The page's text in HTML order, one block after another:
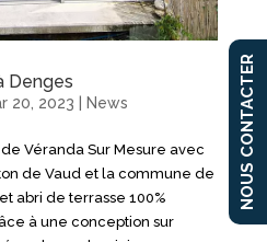
Denges
20, 2023 News
Véranda Sur Mesure avec
de Vaud et la commune de
abri de terrasse 100%
à une conception sur
NOUS CONTACTER